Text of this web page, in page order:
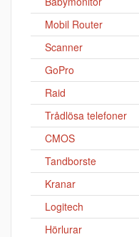
Mobil Router
Scanner
GoPro
Raid
Trådlösa telefoner
CMOS
Tandborste
Kranar
Logitech
Hörlurar